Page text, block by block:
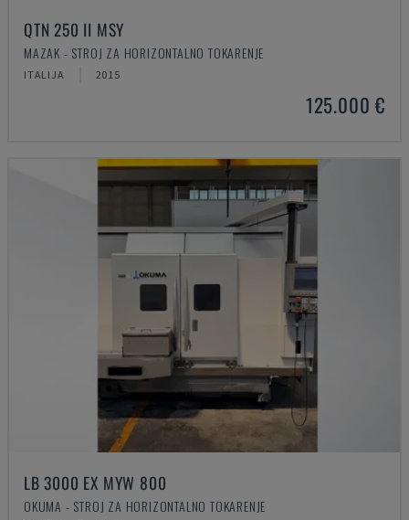
QTN 250 II MSY
MAZAK - STROJ ZA HORIZONTALNO TOKARENJE
ITALIJA 2015
125.000 €
LB 3000 EX MYW 800
OKUMA - STROJ ZA HORIZONTALNO TOKARENJE